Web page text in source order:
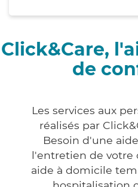
Click&Care,
de
Les services aux
réalisés par
Besoin d'une
l'entretien de votre
aide à domicile